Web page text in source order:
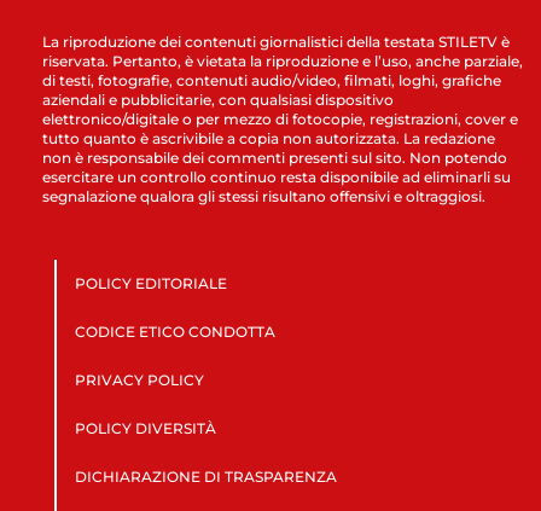
La riproduzione dei contenuti giornalistici della testata STILETV è
riservata. Pertanto, è vietata la riproduzione e l’uso, anche parziale,
di testi, fotografie, contenuti audio/video, filmati, loghi, grafiche
aziendali e pubblicitarie, con qualsiasi dispositivo
elettronico/digitale o per mezzo di fotocopie, registrazioni, cover e
tutto quanto è ascrivibile a copia non autorizzata. La redazione
non è responsabile dei commenti presenti sul sito. Non potendo
esercitare un controllo continuo resta disponibile ad eliminarli su
segnalazione qualora gli stessi risultano offensivi e oltraggiosi.
POLICY EDITORIALE
CODICE ETICO CONDOTTA
PRIVACY POLICY
POLICY DIVERSITÀ
DICHIARAZIONE DI TRASPARENZA